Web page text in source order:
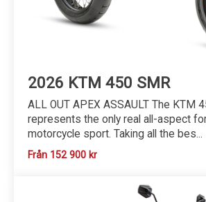
2026 KTM 450 SMR
ALL OUT APEX ASSAULT The KTM
represents the only real all-aspect
motorcycle sport. Taking all the bes...
Från 152 900 kr